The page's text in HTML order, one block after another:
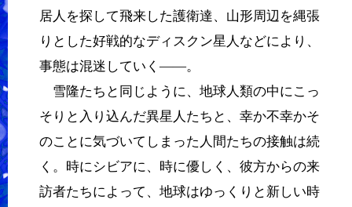
居人を探して飛来した護衛達、山形周辺を縄張
りとした好戦的なディスクン星人などにより、
事態は混迷していく――。
雪隆たちと同じように、地球人類の中にこっ
そりと入り込んだ異星人たちと、幸か不幸かそ
のことに気づいてしまった人間たちの接触は続
く。時にシビアに、時に優しく、彼方からの来
訪者たちによって、地球はゆっくりと新しい時